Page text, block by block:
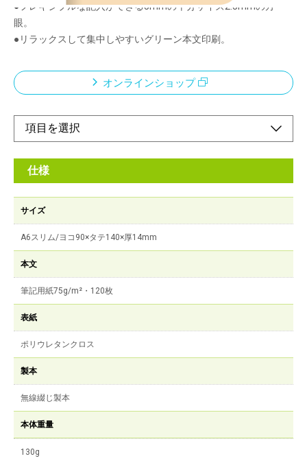
●フレキシブルな記入ができる5mmの半分サイズ2.5mmの方
眼。
●リラックスして集中しやすいグリーン本文印刷。
オンラインショップ
仕様
サイズ
A6スリム/ヨコ90×タテ140×厚14mm
本文
筆記用紙75g/m²・120枚
表紙
ポリウレタンクロス
製本
無線綴じ製本
本体重量
130g